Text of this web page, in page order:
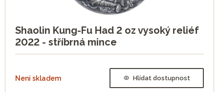
Shaolin Kung-Fu Had 2 oz vysoký reliéf
2022 - stříbrná mince
Není skladem Hlídat dostupnost